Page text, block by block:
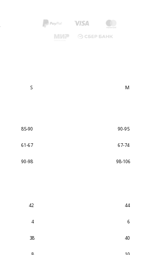
S M
85-90
61-67
90-98
90-95
67-74
98-106
42
4
38
44
6
40